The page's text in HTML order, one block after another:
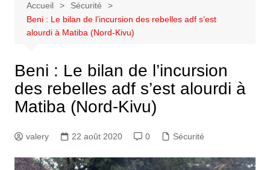
Accueil
Sécurité
Beni : Le bilan de l’incursion des rebelles adf s’est
alourdi à Matiba (Nord-Kivu)
Beni : Le bilan de l’incursion
des rebelles adf s’est alourdi à
Matiba (Nord-Kivu)
valery 22 août 2020 0 Sécurité